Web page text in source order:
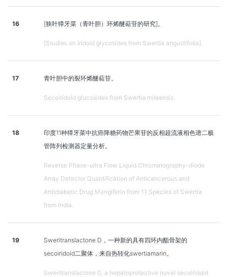
16 [狭叶獐牙菜（青叶胆）环烯醚萜苷的研究]。
[Studies on iridoid glycosides from Swertia angustifolia].
17 青叶胆中的裂环烯醚萜苷。
Secoiridoid glucosides from Swertia mileensis.
18
印度11种獐牙菜中抗癌降糖药物芒果苷的反相超流液相色谱二极
管阵列检测器定量分析。
Reverse Phase-ultra Flow Liquid Chromatography-diode
Array Detector Quantification of Anticancerous and
Antidiabetic Drug Mangiferin from 11 Species of Swertia
from India.
19
Sweritranslactone D，一种新的具有四环内酯骨架的
secoiridoid二聚体，来自热转化swertiamarin。
Sweritranslactone D, a hepatoprotective novel secoiridoid